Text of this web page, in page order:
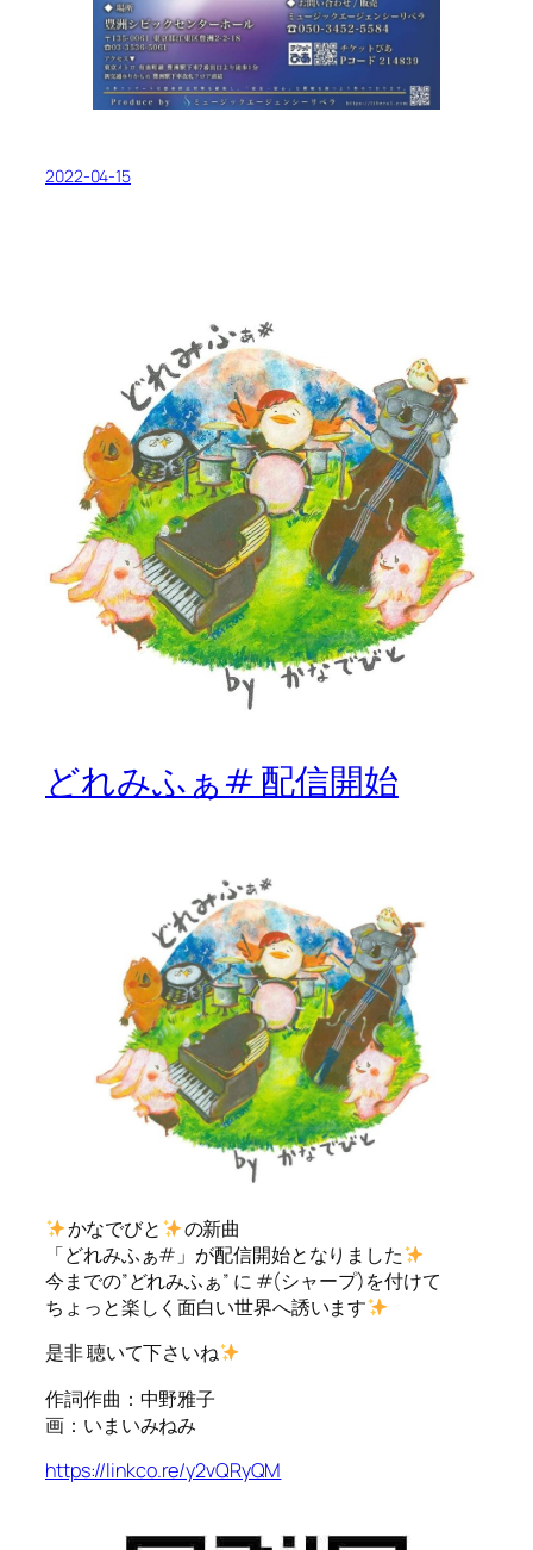
2022-04-15
どれみふぁ# 配信開始
かなでびと
の新曲
「どれみふぁ#」が配信開始となりました
今までの”どれみふぁ” に #(シャープ)を付けて
ちょっと楽しく面白い世界へ誘います
是非 聴いて下さいね
作詞作曲：中野雅子
画：いまいみねみ
https://linkco.re/y2vQRyQM